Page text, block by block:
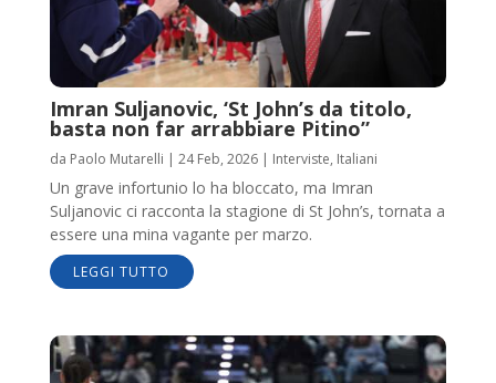
Imran Suljanovic, ‘St John’s da titolo,
basta non far arrabbiare Pitino”
da Paolo Mutarelli | 24 Feb, 2026| Interviste, Italiani
Un grave infortunio lo ha bloccato, ma Imran
Suljanovic ci racconta la stagione di St John’s, tornata a
essere una mina vagante per marzo.
LEGGI TUTTO